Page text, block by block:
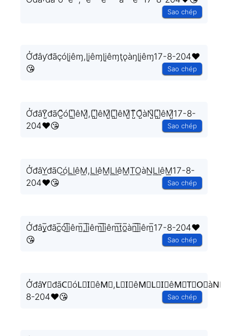
Sao chép
Ởđâƴđãçóɭįêɱ,ɭįêɱɭįêɱţǫàŋɭįêɱ17-8-204❤️
😘
Sao chép
ỞđâY̺͆đãC̺͆óL̺͆I̺͆êM̺͆,L̺͆I̺͆êM̺͆L̺͆I̺͆êM̺͆T̺͆O̺͆àN̺͆L̺͆I̺͆êM̺͆17-8-
204❤️😘
Sao chép
ỞđâY͟đãC͟óL͟I͟êM͟,L͟I͟êM͟L͟I͟êM͟T͟O͟àN͟L͟I͟êM͟17-8-
204❤️😘
Sao chép
Ởđây̲̅đãc̲̅ól̲̅i̲̅êm̲̅,l̲̅i̲̅êm̲̅l̲̅i̲̅êm̲̅t̲̅o̲̅àn̲̅l̲̅i̲̅êm̲̅17-8-204❤️
😘
Sao chép
8-204❤️😘
Sao chép